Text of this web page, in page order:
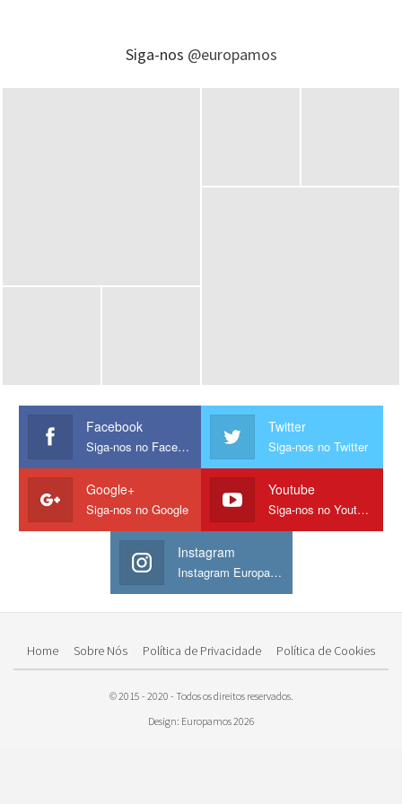
Siga-nos @europamos
Facebook
Siga-nos no Facebook
Twitter
Siga-nos no Twitter
Google+
Siga-nos no Google
Youtube
Siga-nos no Youtube
Instagram
Instagram Europamos
Home Sobre Nós Política de Privacidade Política de Cookies
© 2015 - 2020 - Todos os direitos reservados.
Design: Europamos 2026